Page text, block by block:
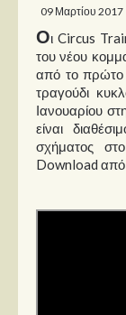
Σειρές
Ταινίες
Βιβλία
Video
Διάφοροι
09 Μαρτίου 2017
Οι Circus
του νέου
από το πρώτο
τραγούδι
Ιανουαρίου
είναι
σχήματος
Download από